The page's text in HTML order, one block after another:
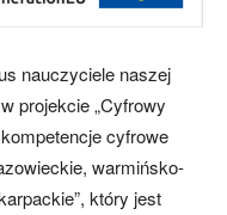
nauczyciele naszej
projekcie „Cyfrowy
cyfrowe
warmińsko-
który jest